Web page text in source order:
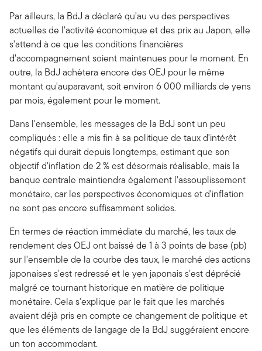
Par ailleurs, la BdJ a déclaré qu’au vu des perspectives
actuelles de l'activité économique et des prix au Japon, elle
s'attend à ce que les conditions financières
d’accompagnement soient maintenues pour le moment. En
outre, la BdJ achètera encore des OEJ pour le même
montant qu'auparavant, soit environ 6 000 milliards de yens
par mois, également pour le moment.
Dans l'ensemble, les messages de la BdJ sont un peu
compliqués : elle a mis fin à sa politique de taux d'intérêt
négatifs qui durait depuis longtemps, estimant que son
objectif d'inflation de 2 % est désormais réalisable, mais la
banque centrale maintiendra également l'assouplissement
monétaire, car les perspectives économiques et d'inflation
ne sont pas encore suffisamment solides.
En termes de réaction immédiate du marché, les taux de
rendement des OEJ ont baissé de 1 à 3 points de base (pb)
sur l'ensemble de la courbe des taux, le marché des actions
japonaises s'est redressé et le yen japonais s'est déprécié
malgré ce tournant historique en matière de politique
monétaire. Cela s'explique par le fait que les marchés
avaient déjà pris en compte ce changement de politique et
que les éléments de langage de la BdJ suggéraient encore
un ton accommodant.